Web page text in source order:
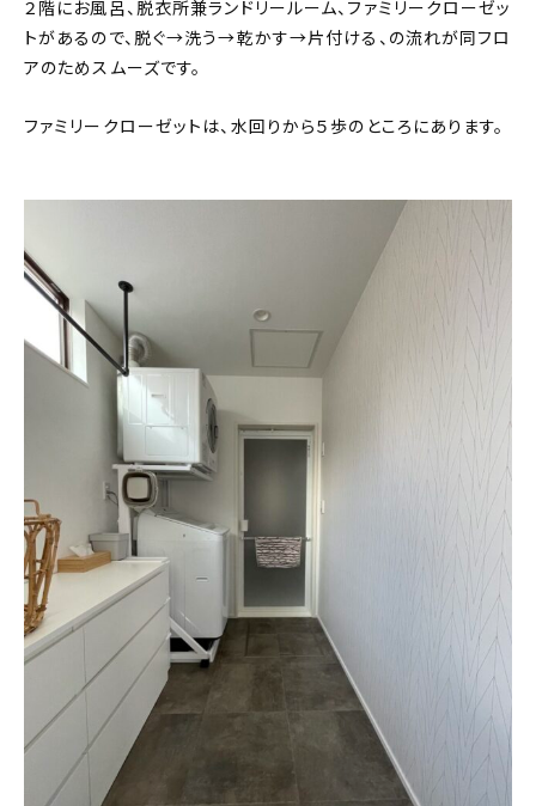
２階にお風呂、脱衣所兼ランドリールーム、ファミリークローゼッ
トがあるので、脱ぐ→洗う→乾かす→片付ける、の流れが同フロ
アのためスムーズです。
ファミリークローゼットは、水回りから５歩のところにあります。